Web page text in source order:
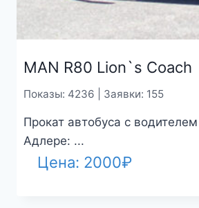
MAN R80 Lion`s Coach
Показы: 4236 | Заявки: 155
Прокат автобуса с
Адлере: ...
Цена: 2000₽